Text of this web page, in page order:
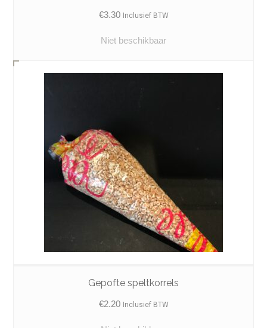
€3.30 Inclusief BTW
Niet beschikbaar
Gepofte speltkorrels
€2.20 Inclusief BTW